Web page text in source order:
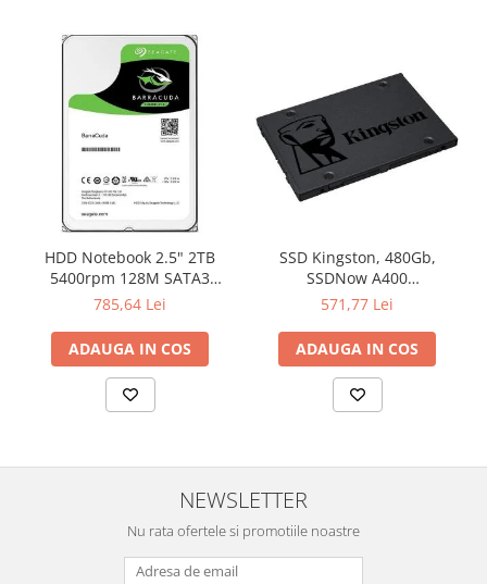
HDD Notebook 2.5" 2TB
5400rpm 128M SATA3
SEAGATE
785,64 Lei
ADAUGA IN COS
SSD Kingston, 480Gb,
SSDNow A400
"SA400S37/480G"
571,77 Lei
ADAUGA IN COS
NEWSLETTER
Nu rata ofertele si promotiile noastre